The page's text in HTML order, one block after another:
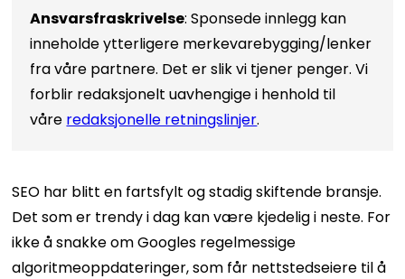
Ansvarsfraskrivelse: Sponsede innlegg kan
inneholde ytterligere merkevarebygging/lenker
fra våre partnere. Det er slik vi tjener penger. Vi
forblir redaksjonelt uavhengige i henhold til
våre redaksjonelle retningslinjer.
SEO har blitt en fartsfylt og stadig skiftende bransje.
Det som er trendy i dag kan være kjedelig i neste. For
ikke å snakke om Googles regelmessige
algoritmeoppdateringer, som får nettstedseiere til å